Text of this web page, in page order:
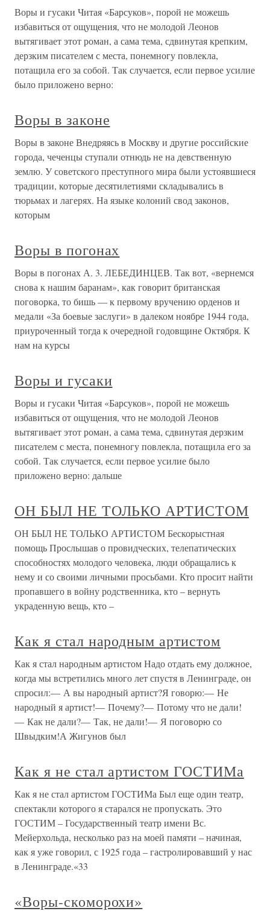
Воры и гусаки Читая «Барсуков», порой не можешь
избавиться от ощущения, что не молодой Леонов
вытягивает этот роман, а сама тема, сдвинутая крепким,
дерзким писателем с места, понемногу повлекла,
потащила его за собой. Так случается, если первое усилие
было приложено верно:
Воры в законе
Воры в законе Внедряясь в Москву и другие российские
города, чеченцы ступали отнюдь не на девственную
землю. У советского преступного мира были устоявшиеся
традиции, которые десятилетиями складывались в
тюрьмах и лагерях. На языке колоний свод законов,
которым
Воры в погонах
Воры в погонах А. 3. ЛЕБЕДИНЦЕВ. Так вот, «вернемся
снова к нашим баранам», как говорит британская
поговорка, то бишь — к первому вручению орденов и
медали «За боевые заслуги» в далеком ноябре 1944 года,
приуроченный тогда к очередной годовщине Октября. К
нам на курсы
Воры и гусаки
Воры и гусаки Читая «Барсуков», порой не можешь
избавиться от ощущения, что не молодой Леонов
вытягивает этот роман, а сама тема, сдвинутая дерзким
писателем с места, понемногу повлекла, потащила его за
собой. Так случается, если первое усилие было
приложено верно: дальше
ОН БЫЛ НЕ ТОЛЬКО АРТИСТОМ
ОН БЫЛ НЕ ТОЛЬКО АРТИСТОМ Бескорыстная
помощь Прослышав о провидческих, телепатических
способностях молодого человека, люди обращались к
нему и со своими личными просьбами. Кто просит найти
пропавшего в войну родственника, кто – вернуть
украденную вещь, кто –
Как я стал народным артистом
Как я стал народным артистом Надо отдать ему должное,
когда мы встретились много лет спустя в Ленинграде, он
спросил:— А вы народный артист?Я говорю:— Не
народный я артист!— Почему?— Потому что не дали!
— Как не дали?— Так, не дали!— Я поговорю со
Швыдким!А Жигунов был
Как я не стал артистом ГОСТИМа
Как я не стал артистом ГОСТИМа Был еще один театр,
спектакли которого я старался не пропускать. Это
ГОСТИМ – Государственный театр имени Вс.
Мейерхольда, несколько раз на моей памяти – начиная,
как я уже говорил, с 1925 года – гастролировавший у нас
в Ленинграде.«33
«Воры-скоморохи»